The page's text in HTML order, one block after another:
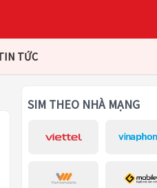
TỨC
SIM THEO NHÀ MẠNG